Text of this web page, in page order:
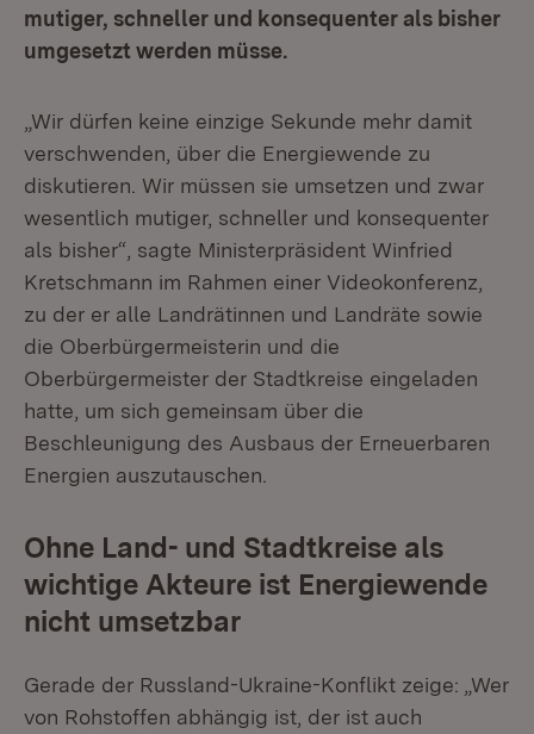
mutiger, schneller und konsequenter als bisher
umgesetzt werden müsse.
„Wir dürfen keine einzige Sekunde mehr damit
verschwenden, über die Energiewende zu
diskutieren. Wir müssen sie umsetzen und zwar
wesentlich mutiger, schneller und konsequenter
als bisher“, sagte Ministerpräsident Winfried
Kretschmann im Rahmen einer Videokonferenz,
zu der er alle Landrätinnen und Landräte sowie
die Oberbürgermeisterin und die
Oberbürgermeister der Stadtkreise eingeladen
hatte, um sich gemeinsam über die
Beschleunigung des Ausbaus der Erneuerbaren
Energien auszutauschen.
Ohne Land- und Stadtkreise als
wichtige Akteure ist Energiewende
nicht umsetzbar
Gerade der Russland-Ukraine-Konflikt zeige: „Wer
von Rohstoffen abhängig ist, der ist auch